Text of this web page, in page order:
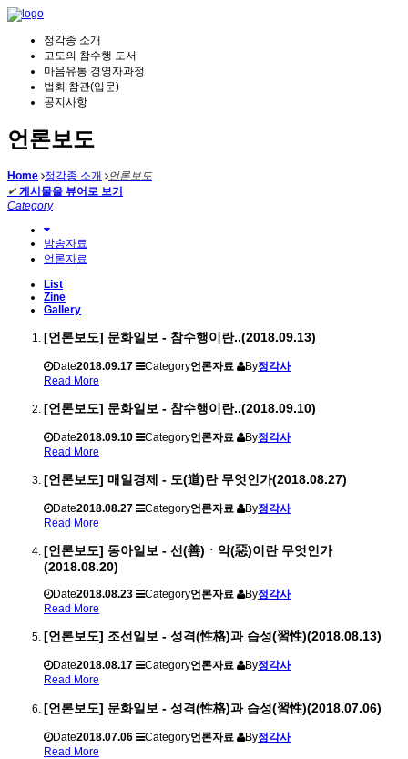
정각종 소개
고도의 참수행 도서
마음유통 경영자과정
법회 참관(입문)
공지사항
언론보도
Home 정각종 소개
언론보도
✔ 게시물을 뷰어로 보기
Category
방송자료
언론자료
List
Zine
Gallery
[언론보도] 문화일보 - 참수행이란..(2018.09.13)
Date2018.09.17 Category언론자료 By정각사
Read More
[언론보도] 문화일보 - 참수행이란..(2018.09.10)
Date2018.09.10 Category언론자료 By정각사
Read More
[언론보도] 매일경제 - 도(道)란 무엇인가(2018.08.27)
Date2018.08.27 Category언론자료 By정각사
Read More
[언론보도] 동아일보 - 선(善)ㆍ악(惡)이란 무엇인가
(2018.08.20)
Date2018.08.23 Category언론자료 By정각사
Read More
[언론보도] 조선일보 - 성격(性格)과 습성(習性)(2018.08.13)
Date2018.08.17 Category언론자료 By정각사
Read More
[언론보도] 문화일보 - 성격(性格)과 습성(習性)(2018.07.06)
Date2018.07.06 Category언론자료 By정각사
Read More